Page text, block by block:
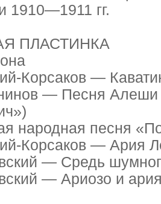
1910—1911 гг.
ПЛАСТИНКА
Корсаков —
— Песня
народная песня
Корсаков — Ария
— Средь
— Ариозо и